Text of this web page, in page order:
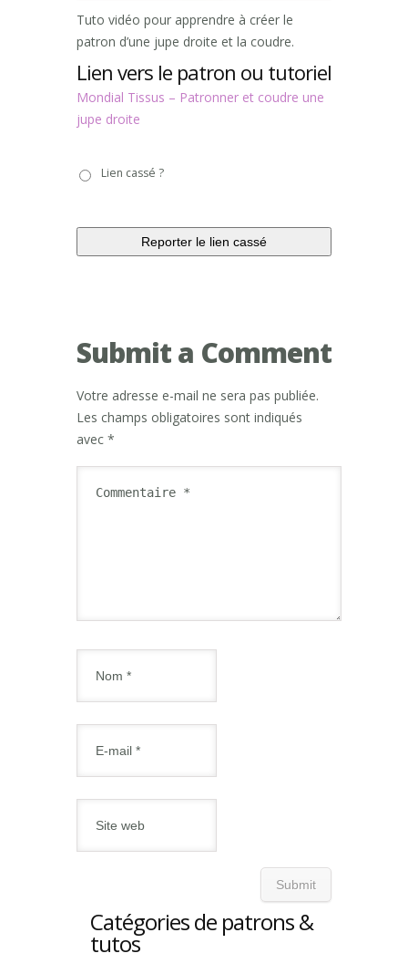
Tuto vidéo pour apprendre à créer le
patron d’une jupe droite et la coudre.
Lien vers le patron ou tutoriel
Mondial Tissus – Patronner et coudre une
jupe droite
casséLien cassé ?
Submit a Comment
Votre adresse e-mail ne sera pas publiée.
Les champs obligatoires sont indiqués
avec *
Catégories de patrons &
tutos